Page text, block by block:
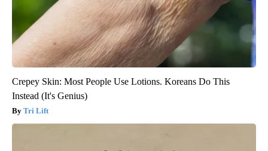
Crepey Skin: Most People Use Lotions. Koreans Do This
Instead (It's Genius)
Tri Lift